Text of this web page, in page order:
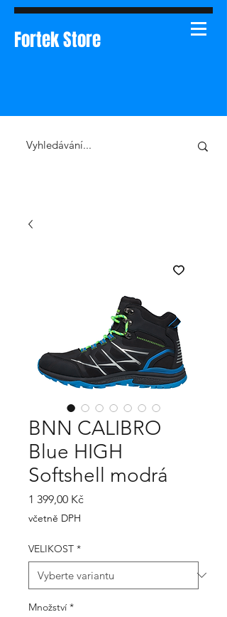
Fortek Store
BNN CALIBRO
Blue HIGH
Softshell modrá
1 399,00 KčCena
včetně DPH
VELIKOST *
Množství *